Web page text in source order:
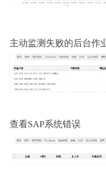
主动监测失败的后台作
查看SAP系统错误